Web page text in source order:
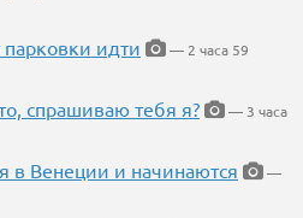
идти
— 2 часа 59
спрашиваю тебя я?
— 3 часа
в Венеции и начинаются
—